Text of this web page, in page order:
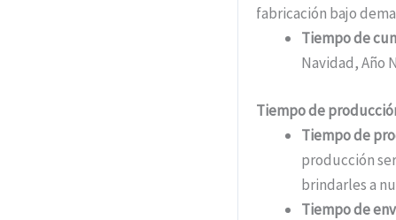
fabricación bajo
Tiempo de
Navidad, Año
Tiempo de
Tiempo de
producción
brindarles a
Tiempo de